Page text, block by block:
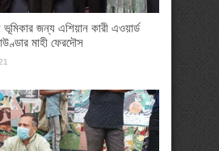
ভূমিকার জন্য এশিয়ান কারী এওয়ার্ড
মাহী ফেরদৌস